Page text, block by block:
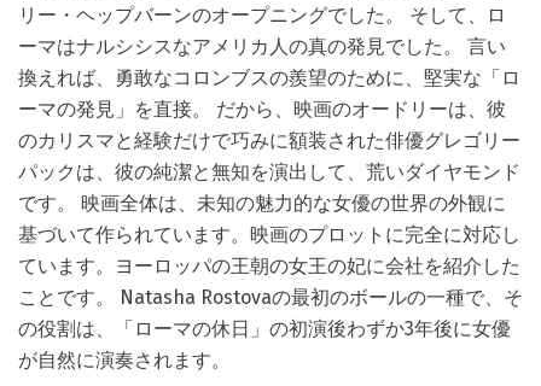
リー・ヘップバーンのオープニングでした。 そして、ロ
ーマはナルシシスなアメリカ人の真の発見でした。 言い
換えれば、勇敢なコロンブスの羨望のために、堅実な「ロ
ーマの発見」を直接。 だから、映画のオードリーは、彼
のカリスマと経験だけで巧みに額装された俳優グレゴリー
パックは、彼の純潔と無知を演出して、荒いダイヤモンド
です。 映画全体は、未知の魅力的な女優の世界の外観に
基づいて作られています。映画のプロットに完全に対応し
ています。ヨーロッパの王朝の女王の妃に会社を紹介した
ことです。 Natasha Rostovaの最初のボールの一種で、そ
の役割は、「ローマの休日」の初演後わずか3年後に女優
が自然に演奏されます。